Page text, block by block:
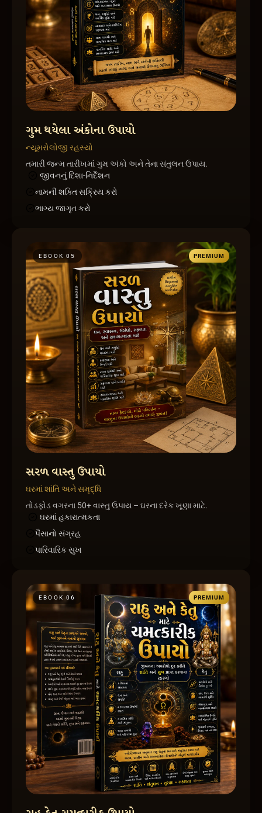
ગુમ થયેલા અંકોના ઉપાયો
ન્યૂમરોલોજી રહસ્યો
તમારી જન્મ તારીખમાં ગુમ અંકો અને તેના સંતુલન ઉપાય.
જીવનનું દિશા-નિર્દેશન
નામની શક્તિ સક્રિય કરો
ભાગ્ય જાગૃત કરો
EBOOK 05 PREMIUM
સરળ વાસ્તુ ઉપાયો
ઘરમાં શાંતિ અને સમૃદ્ધિ
તોડફોડ વગરના 50+ વાસ્તુ ઉપાય – ઘરના દરેક ખૂણા માટે.
ઘરમાં હકારાત્મકતા
પૈસાનો સંગ્રહ
પારિવારિક સુખ
EBOOK 06 PREMIUM